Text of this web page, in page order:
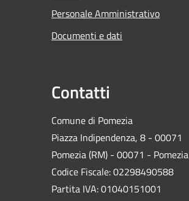
Personale Amministrativo
Documenti e dati
Contatti
Comune di Pomezia
Piazza Indipendenza, 8 - 00071
Pomezia (RM) - 00071 - Pomezia
Codice Fiscale: 02298490588
Partita IVA: 01040151001